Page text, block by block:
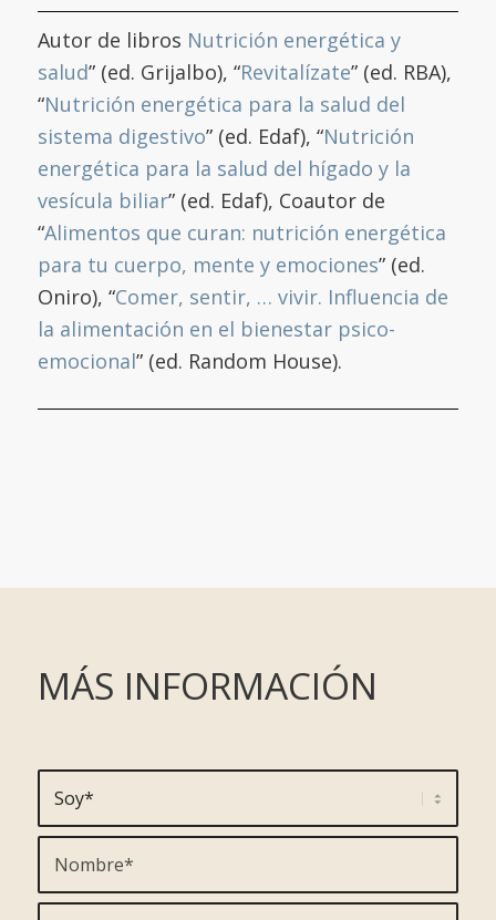
Autor de libros Nutrición energética y
salud” (ed. Grijalbo), “Revitalízate” (ed. RBA),
“Nutrición energética para la salud del
sistema digestivo” (ed. Edaf), “Nutrición
energética para la salud del hígado y la
vesícula biliar” (ed. Edaf), Coautor de
“Alimentos que curan: nutrición energética
para tu cuerpo, mente y emociones” (ed.
Oniro), “Comer, sentir, … vivir. Influencia de
la alimentación en el bienestar psico-
emocional” (ed. Random House).
MÁS INFORMACIÓN